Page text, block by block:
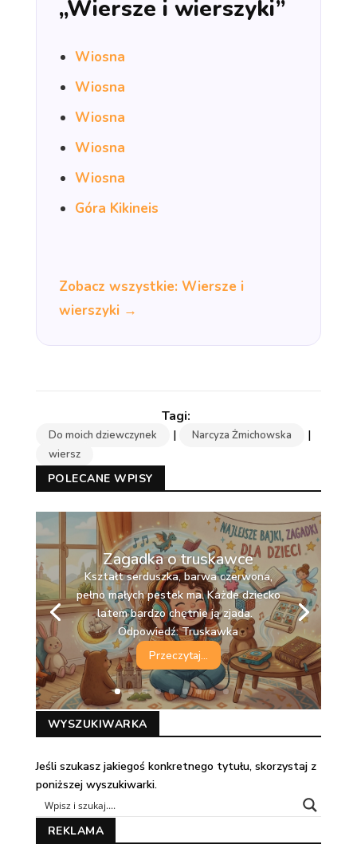
„Wiersze i wierszyki”
Wiosna
Wiosna
Wiosna
Wiosna
Wiosna
Góra Kikineis
Zobacz wszystkie: Wiersze i
wierszyki →
Do moich dziewczynek | Narcyza Żmichowska |
wiersz
POLECANE WPISY
Zagadka o truskawce
Kształt serduszka, barwa czerwona,
pełno małych pestek ma. Każde dziecko
latem bardzo chętnie ją zjada.
Odpowiedź: Truskawka
Przeczytaj...
WYSZUKIWARKA
Jeśli szukasz jakiegoś konkretnego tytułu, skorzystaj z
poniższej wyszukiwarki.
REKLAMA